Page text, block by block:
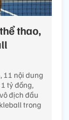
thao,
11 nội dung
tỷ đồng,
địch đầu
trong